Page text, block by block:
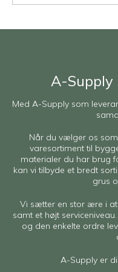
A-Supply
Med A-Supply som
Når du vælger os
varesortiment til
materialer du har brug
kan vi tilbyde et bredt
grus
Vi sætter en stor ære i
samt et højt
og den enkelte ordre
A-Supply er